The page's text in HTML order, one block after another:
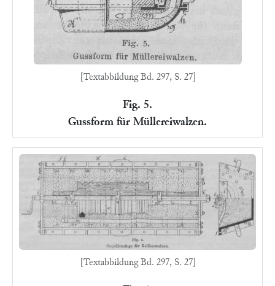
[Textabbildung Bd. 297, S. 27]
Fig. 5.
Gussform für Müllereiwalzen.
[Textabbildung Bd. 297, S. 27]